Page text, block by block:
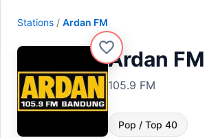
Stations Ardan FM
Ardan FM
105.9 FM
Pop / Top 40